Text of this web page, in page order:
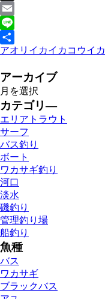
X
Email
Line
共
アオリイカイカ コウイカ
アーカイブ
カテゴリ―
エリアトラウト
サーフ
バス釣り
ボート
ワカサギ釣り
河口
淡水
磯釣り
管理釣り場
船釣り
魚種
バス
ワカサギ
ブラックバス